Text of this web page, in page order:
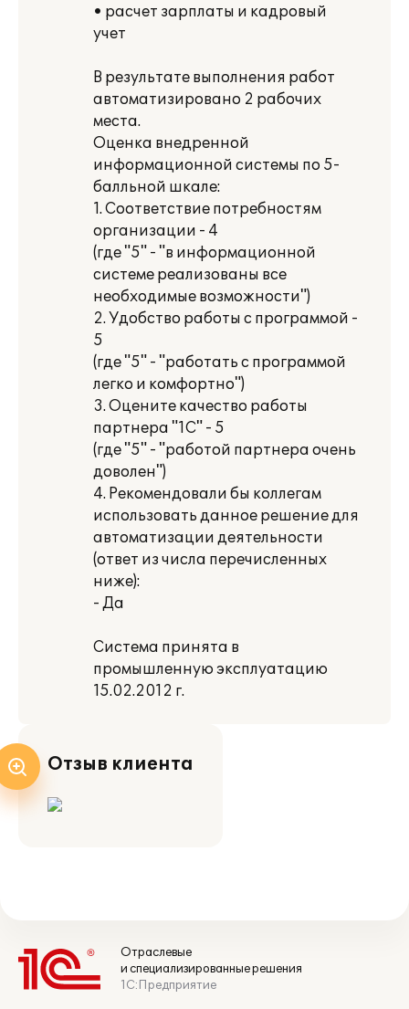
• расчет зарплаты и кадровый
учет
В результате выполнения работ
автоматизировано 2 рабочих
места.
Оценка внедренной
информационной системы по 5-
балльной шкале:
1. Соответствие потребностям
организации - 4
(где "5" - "в информационной
системе реализованы все
необходимые возможности")
2. Удобство работы с программой -
5
(где "5" - "работать с программой
легко и комфортно")
3. Оцените качество работы
партнера "1С" - 5
(где "5" - "работой партнера очень
доволен")
4. Рекомендовали бы коллегам
использовать данное решение для
автоматизации деятельности
(ответ из числа перечисленных
ниже):
- Да
Система принята в
промышленную эксплуатацию
15.02.2012 г.
Отзыв клиента
Отраслевые
и специализированные решения
1С:Предприятие